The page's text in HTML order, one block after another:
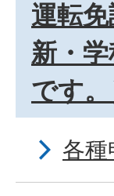
運転
新・
です。
各